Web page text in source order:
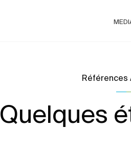
Références
Quelques